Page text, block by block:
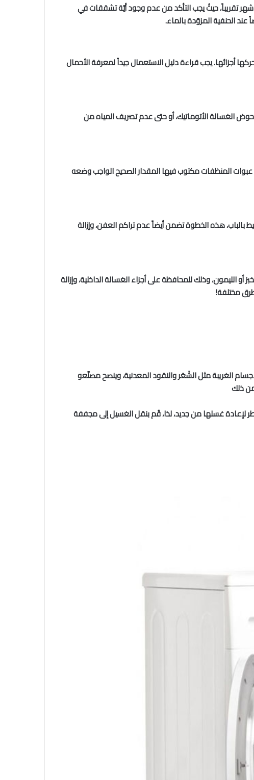
شهر تقريباً، حيثُ يجب التأكد من عدم وجود أيّة تشققات في
الحنفية المزوّدة بالماء.
أجزائها. يجب قراءة دليل الاستعمال جيداً لمعرفة الأحمال
حوض الغسالة الأتوماتيك، أو حتى عدم تصريف المياه من
عبوات المنظفات مكتوب فيها المقدار الصحيح الواجب وضعه
هذه الخطوة تضمن أيضاً عدم تراكم العفن، وإزالة
وذلك للمحافظة على أجزاء الغسالة الداخلية، وإزالة
الغريبة مثل الشَعَر والنقود المعدنية، وينصح مصنّعو
غسلها من جديد، لذا، قُم بنقل الغسيل إلى مجففة